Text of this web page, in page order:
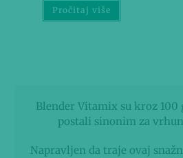
Pročitaj više
Blender Vitamix su kroz 100
postali sinonim za
Napravljen da traje ovaj